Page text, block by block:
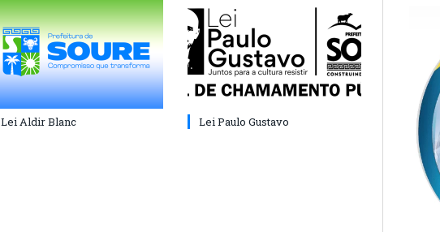
Lei Aldir Blanc Lei Paulo Gustavo